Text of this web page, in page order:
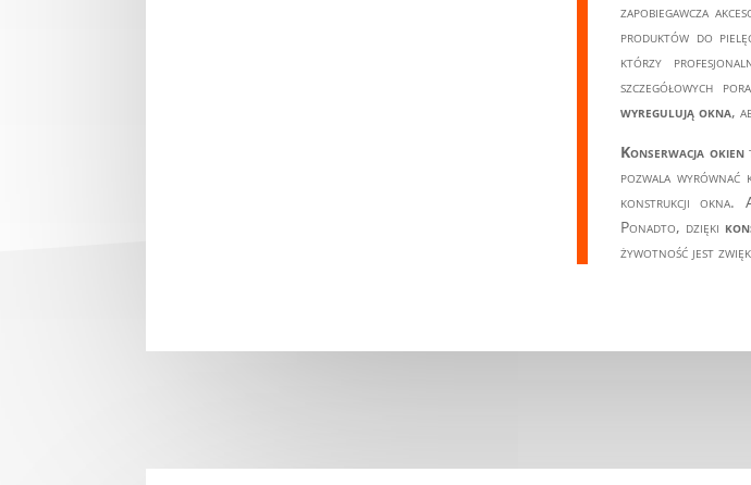
zapobiegawcza
produktów do
którzy
szczegółowych
wyregulują okna,
Konserwacja okien
pozwala
konstrukcji okna.
Ponadto, dzięki
żywotność jest